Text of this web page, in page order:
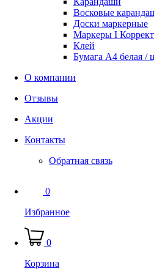
Восковые
Доски маркерные
Маркеры I
Клей
Бумага А4 белая /
О компании
Отзывы
Акции
Контакты
Обратная связь
0
Избранное
0
Корзина